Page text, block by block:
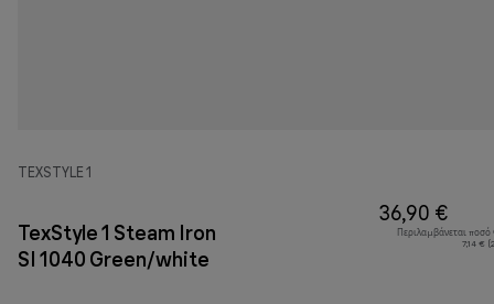
TEXSTYLE 1
TexStyle 1 Steam Iron
SI 1040 Green/white
36,90 €
Περιλαμβάνεται
7,14 €